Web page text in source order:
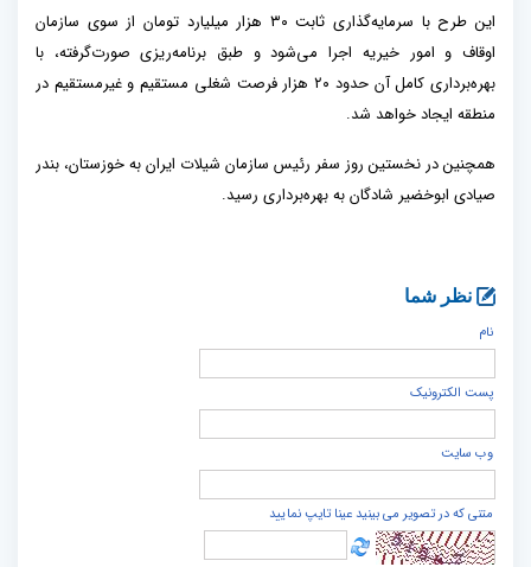
این طرح با سرمایه‌گذاری ثابت ۳۰ هزار میلیارد تومان از سوی سازمان
اوقاف و امور خیریه اجرا می‌شود و طبق برنامه‌ریزی صورت‌گرفته، با
بهره‌برداری کامل آن حدود ۲۰ هزار فرصت شغلی مستقیم و غیرمستقیم در
منطقه ایجاد خواهد شد.
همچنین در نخستین روز سفر رئیس سازمان شیلات ایران به خوزستان، بندر
صیادی ابوخضیر شادگان به بهره‌برداری رسید.
نظر شما
نام
پست الكترونيک
وب سایت
متنی که در تصویر می بینید عینا تایپ نمایید